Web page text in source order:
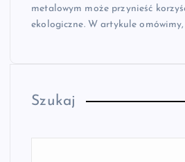
metalowym może przynieść
ekologiczne. W artykule
Szukaj